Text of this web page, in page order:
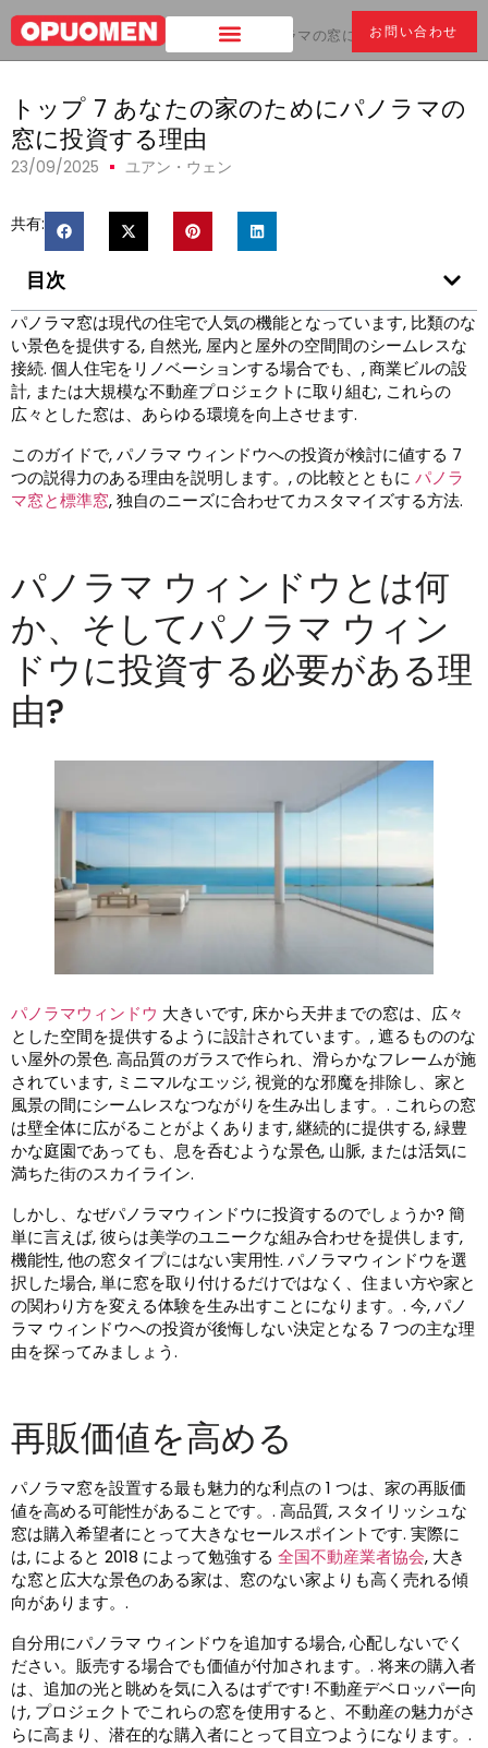
お問い合わせ
家 > トップ 7 あなたの家のためにパノラマの窓に投資する理由
トップ 7 あなたの家のためにパノラマの
窓に投資する理由
23/09/2025 ユアン・ウェン
共有:
目次
パノラマ窓は現代の住宅で人気の機能となっています, 比類のな
い景色を提供する, 自然光, 屋内と屋外の空間間のシームレスな
接続. 個人住宅をリノベーションする場合でも、, 商業ビルの設
計, または大規模な不動産プロジェクトに取り組む, これらの
広々とした窓は、あらゆる環境を向上させます.
このガイドで, パノラマ ウィンドウへの投資が検討に値する 7
つの説得力のある理由を説明します。, の比較とともに パノラ
マ窓と標準窓, 独自のニーズに合わせてカスタマイズする方法.
パノラマ ウィンドウとは何
か、そしてパノラマ ウィン
ドウに投資する必要がある理
由?
パノラマウィンドウ 大きいです, 床から天井までの窓は、広々
とした空間を提供するように設計されています。, 遮るもののな
い屋外の景色. 高品質のガラスで作られ、滑らかなフレームが施
されています, ミニマルなエッジ, 視覚的な邪魔を排除し、家と
風景の間にシームレスなつながりを生み出します。. これらの窓
は壁全体に広がることがよくあります, 継続的に提供する, 緑豊
かな庭園であっても、息を呑むような景色, 山脈, または活気に
満ちた街のスカイライン.
しかし、なぜパノラマウィンドウに投資するのでしょうか? 簡
単に言えば, 彼らは美学のユニークな組み合わせを提供します,
機能性, 他の窓タイプにはない実用性. パノラマウィンドウを選
択した場合, 単に窓を取り付けるだけではなく、住まい方や家と
の関わり方を変える体験を生み出すことになります。. 今, パノ
ラマ ウィンドウへの投資が後悔しない決定となる 7 つの主な理
由を探ってみましょう.
再販価値を高める
パノラマ窓を設置する最も魅力的な利点の 1 つは、家の再販価
値を高める可能性があることです。. 高品質, スタイリッシュな
窓は購入希望者にとって大きなセールスポイントです. 実際に
は, によると 2018 によって勉強する 全国不動産業者協会, 大き
な窓と広大な景色のある家は、窓のない家よりも高く売れる傾
向があります。.
自分用にパノラマ ウィンドウを追加する場合, 心配しないでく
ださい。販売する場合でも価値が付加されます。. 将来の購入者
は、追加の光と眺めを気に入るはずです! 不動産デベロッパー向
け, プロジェクトでこれらの窓を使用すると、不動産の魅力がさ
らに高まり、潜在的な購入者にとって目立つようになります。.